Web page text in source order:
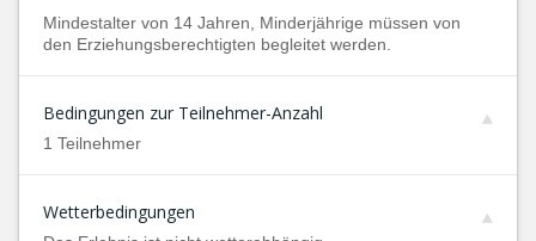
Mindestalter von 14 Jahren, Minderjährige müssen von
den Erziehungsberechtigten begleitet werden.
Bedingungen zur Teilnehmer-Anzahl
1 Teilnehmer
Wetterbedingungen